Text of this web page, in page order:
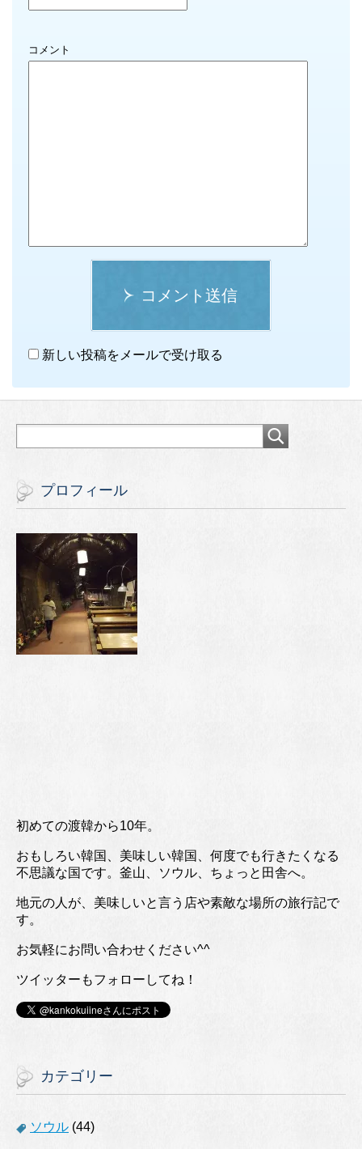
コメント
コメント送信
新しい投稿をメールで受け取る
プロフィール
初めての渡韓から10年。
おもしろい韓国、美味しい韓国、何度でも行きたくなる
不思議な国です。釜山、ソウル、ちょっと田舎へ。
地元の人が、美味しいと言う店や素敵な場所の旅行記で
す。
お気軽にお問い合わせください^^
ツイッターもフォローしてね！
カテゴリー
ソウル (44)